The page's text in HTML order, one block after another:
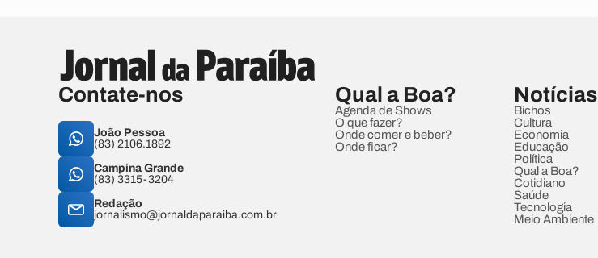
Contate-nos
João Pessoa
(83) 2106.1892
Campina Grande
(83) 3315-3204
Redação
jornalismo@jornaldaparaiba.com.br
Qual a Boa?
Agenda de Shows
O que fazer?
Onde comer e beber?
Onde ficar?
Notícias
Bichos
Cultura
Economia
Educação
Política
Qual a Boa?
Cotidiano
Saúde
Tecnologia
Meio Ambiente